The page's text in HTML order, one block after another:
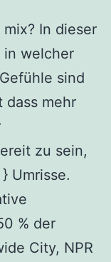
In dieser
in welcher
sind
dass mehr
zu sein,
Umrisse.
% der
City, NPR